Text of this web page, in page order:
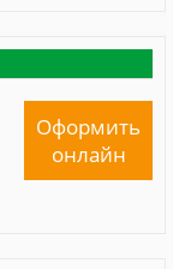
Оформить
онлайн